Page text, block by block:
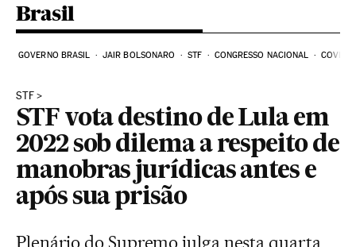
Brasil
GOVERNO BRASIL JAIR BOLSONARO STF CONGRESSO NACIONAL COVID-
STF
STF vota destino de Lula em
2022 sob dilema a respeito de
manobras jurídicas antes e
após sua prisão
Plenário do Supremo julga nesta quarta